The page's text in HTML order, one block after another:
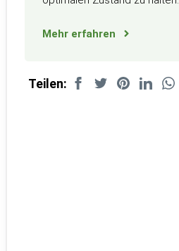
Mehr erfahren
Teilen: